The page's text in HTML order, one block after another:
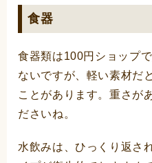
食器
食器類は100円ショップ
ないですが、軽い素材だ
ことがあります。重さが
ださいね。
水飲みは、ひっくり返さ